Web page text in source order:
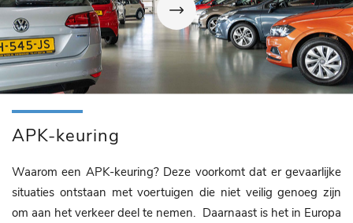
APK-keuring
Waarom een APK-keuring? Deze voorkomt dat er gevaarlijke
situaties ontstaan met voertuigen die niet veilig genoeg zijn
om aan het verkeer deel te nemen. Daarnaast is het in Europa